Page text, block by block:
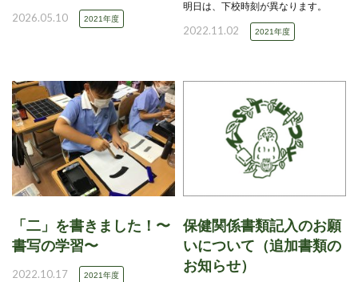
2026.05.10 2021年度
明日は、下校時刻が異なります。
2022.11.02 2021年度
「二」を書きました！〜
書写の学習〜
2022.10.17 2021年度
保健関係書類記入のお願
いについて（追加書類の
お知らせ）